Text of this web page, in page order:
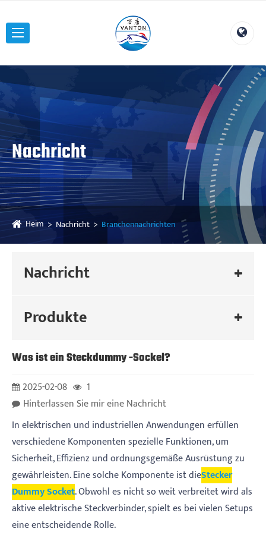
Nachricht
Heim Nachricht Branchennachrichten
Nachricht
Produkte
Was ist ein Steckdummy -Sockel?
2025-02-08
1
Hinterlassen Sie mir eine Nachricht
In elektrischen und industriellen Anwendungen erfüllen
verschiedene Komponenten spezielle Funktionen, um
Sicherheit, Effizienz und ordnungsgemäße Ausrüstung zu
gewährleisten. Eine solche Komponente ist dieStecker
Dummy Socket. Obwohl es nicht so weit verbreitet wird als
aktive elektrische Steckverbinder, spielt es bei vielen Setups
eine entscheidende Rolle.